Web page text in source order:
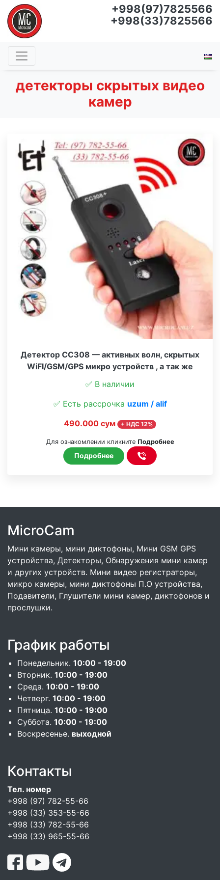
+998(97)7825566
+998(33)7825566
детекторы скрытых видео
камер
Детектор СС308 — активных волн, скрытых
WiFI/GSM/GPS микро устройств , а так же
✅ В наличии
✅ Есть рассрочка uzum / alif
490.000 сум
+ НДС 12%
Для ознакомлении кликните Подробнее
Подробнее
MicroCam
Мини камеры, мини диктофоны, Мини GSM GPS
устройства, Детекторы, Обнаружения мини камер
и других устройств. Мини видео регистраторы,
микро камеры, мини диктофоны П.О устройства,
Подавители, Глушители мини камер, диктофонов и
прослушки.
График работы
Понедельник. 10:00 - 19:00
Вторник. 10:00 - 19:00
Среда. 10:00 - 19:00
Четверг. 10:00 - 19:00
Пятница. 10:00 - 19:00
Суббота. 10:00 - 19:00
Воскресенье. выходной
Контакты
Тел. номер
+998 (97) 782-55-66
+998 (33) 353-55-66
+998 (33) 782-55-66
+998 (33) 965-55-66